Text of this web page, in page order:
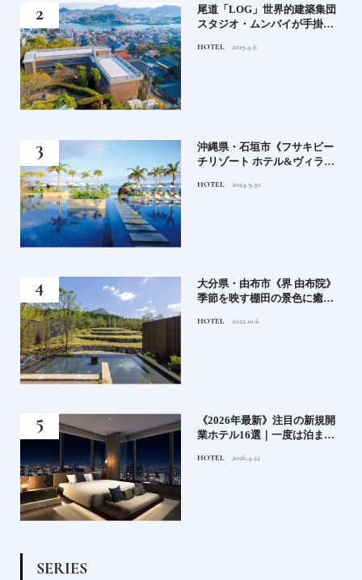
尾道「LOG」世界的建築集団
スタジオ・ムンバイが手掛け
HOTEL 2019.4.6
沖縄県・石垣市《フサキビー
チリゾート ホテル&ヴィラ
でゆるりと島時間を楽しむ
HOTEL 2024.9.30
大分県・由布市《界 由布院》
季節を映す棚田の景色に癒さ
HOTEL 2022.10.6
《2026年最新》注目の新規開
業ホテル16選｜一度は泊まり
ホテル
HOTEL 2026.4.22
SERIES